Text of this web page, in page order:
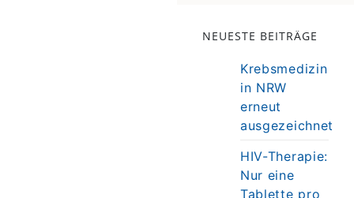
NEUESTE BEITRÄGE
Krebsmedizin
in NRW
erneut
ausgezeichnet
HIV-Therapie:
Nur eine
Tablette pro